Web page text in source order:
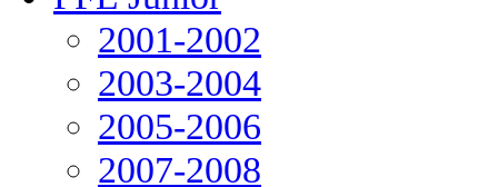
2001-2002
2003-2004
2005-2006
2007-2008